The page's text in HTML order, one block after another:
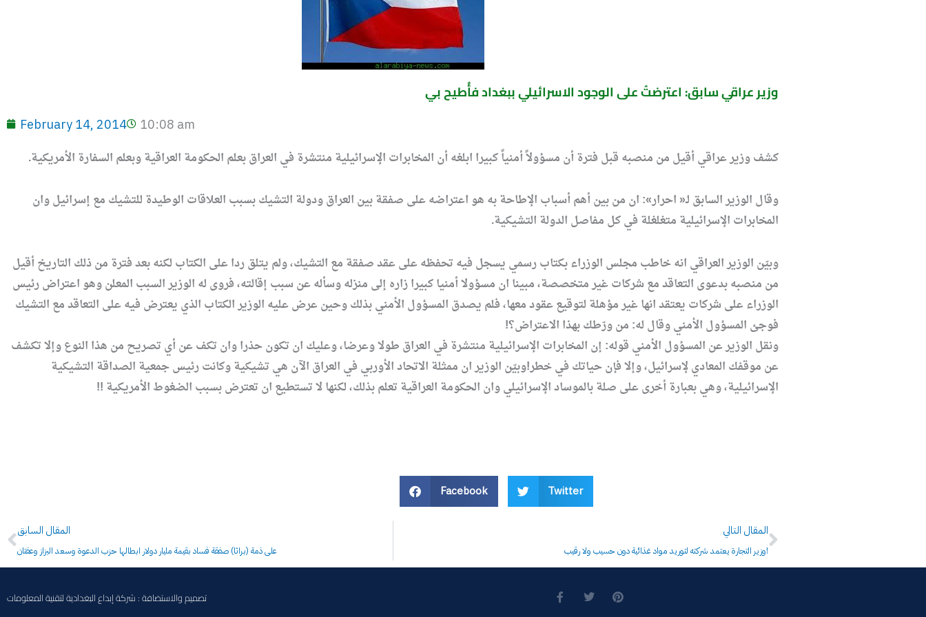
وزير عراقي سابق: اعترضتُ على الوجود الاسرائيلي ببغداد فأُطيح بي
February 14, 2014 10:08 am
كشف وزير عراقي أقيل من منصبه قبل فترة أن مسؤولاً أمنياً كبيرا ابلغه أن المخابرات الإسرائيلية منتشرة في العراق بعلم الحكومة العراقية وبعلم السفارة الأمريكية.
وقال الوزير السابق لـ« احرار»: ان من بين أهم أسباب الإطاحة به هو اعتراضه على صفقة بين العراق ودولة التشيك بسبب العلاقات الوطيدة للتشيك مع إسرائيل وان
المخابرات الإسرائيلية متغلغلة في كل مفاصل الدولة التشيكية.
وبيّن الوزير العراقي انه خاطب مجلس الوزراء بكتاب رسمي يسجل فيه تحفظه على عقد صفقة مع التشيك، ولم يتلق ردا على الكتاب لكنه بعد فترة من ذلك التاريخ أقيل
من منصبه بدعوى التعاقد مع شركات غير متخصصة، مبينا ان مسؤولا أمنيا كبيرا زاره إلى منزله وسأله عن سبب إقالته، فروى له الوزير السبب المعلن وهو اعتراض رئيس
الوزراء على شركات يعتقد انها غير مؤهلة لتوقيع عقود معها، فلم يصدق المسؤول الأمني بذلك وحين عرض عليه الوزير الكتاب الذي يعترض فيه على التعاقد مع التشيك
فوجئ المسؤول الأمني وقال له: من ورّطك بهذا الاعتراض؟!
ونقل الوزير عن المسؤول الأمني قوله: إن المخابرات الإسرائيلية منتشرة في العراق طولا وعرضا، وعليك ان تكون حذرا وان تكف عن أي تصريح من هذا النوع وإلا تكشف
عن موقفك المعادي لإسرائيل، وإلا فإن حياتك في خطر!وبيّن الوزير ان ممثلة الاتحاد الأوربي في العراق الآن هي تشيكية وكانت رئيس جمعية الصداقة التشيكية
الإسرائيلية، وهي بعبارة أخرى على صلة بالموساد الإسرائيلي وان الحكومة العراقية تعلم بذلك، لكنها لا تستطيع ان تعترض بسبب الضغوط الأمريكية !!
Facebook Twitter
Prev
المقال السابق
على ذمة (براثا) صفقة فساد بقيمة مليار دولار ابطالها حزب الدعوة وسعد البزاز وعفتان
المقال التالي
وزير التجارة يعتمد شركته لتوريد مواد غذائية دون حسيب ولا رقيب!
Next
تصميم والاستضافة : شركة إبداع البغدادية لتقنية المعلومات F
a
T
w
P
i